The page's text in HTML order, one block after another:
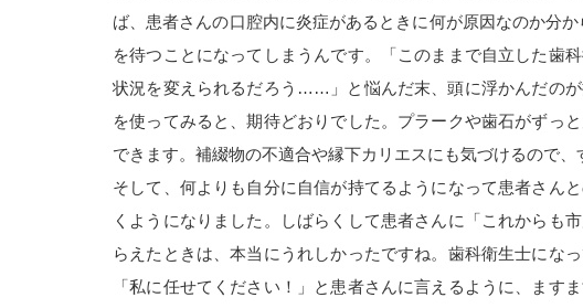
ば、患者さんの口腔内に炎症があるときに何が原因なのか分
を待つことになってしまうんです。「このままで自立した歯
状況を変えられるだろう……」と悩んだ末、頭に浮かんだの
を使ってみると、期待どおりでした。プラークや歯石がずっ
できます。補綴物の不適合や縁下カリエスにも気づけるので、
そして、何よりも自分に自信が持てるようになって患者さん
くようになりました。しばらくして患者さんに「これからも
らえたときは、本当にうれしかったですね。歯科衛生士にな
「私に任せてください！」と患者さんに言えるように、ます